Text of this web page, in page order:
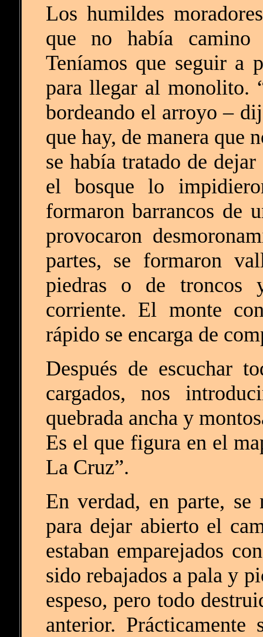
Los humildes
que no había camino
Teníamos que seguir a
para llegar al monolito.
bordeando el arroyo –
que hay, de manera que
se había tratado de
el bosque lo
formaron barrancos de
provocaron
partes, se formaron
piedras o de troncos
corriente. El monte
rápido se encarga de
Después de escuchar
cargados, nos
quebrada ancha y
Es el que figura en el
La Cruz”.
En verdad, en parte, se
para dejar abierto el
estaban emparejados
sido rebajados a pala y
espeso, pero todo
anterior. Prácticamente